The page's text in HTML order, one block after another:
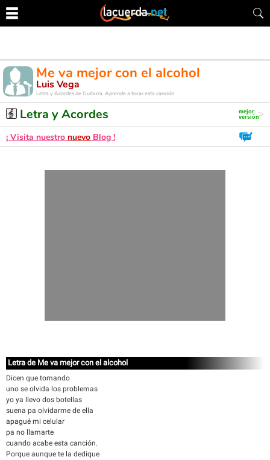
Me va mejor con el alcohol
Luis Vega
Letra y Acordes de Guitarra. Aprende a tocar esta canción
Letra y Acordes
¡ Visita nuestro nuevo Blog !
Letra de Me va mejor con el alcohol
Dicen que tomando
uno se olvida los problemas
yo ya llevo dos botellas
suena pa olvidarme de ella
apagué mi celular
pa no llamarte
cuando acabe esta canción.
Porque aunque te la dedique